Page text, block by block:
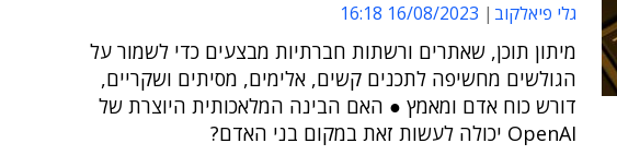
גלי פיאלקוב 16/08/2023 16:18
מיתון תוכן, שאתרים ורשתות חברתיות מבצעים כדי לשמור על
הגולשים מחשיפה לתכנים קשים, אלימים, מסיתים ושקריים,
דורש כוח אדם ומאמץ ● האם הבינה המלאכותית היוצרת של
OpenAI יכולה לעשות זאת במקום בני האדם?